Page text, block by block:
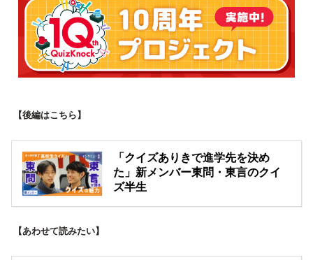
【後編はこちら】
「クイズありきで進学先を決め
た」新メンバー東問・東言のクイ
ズ半生
【あわせて読みたい】